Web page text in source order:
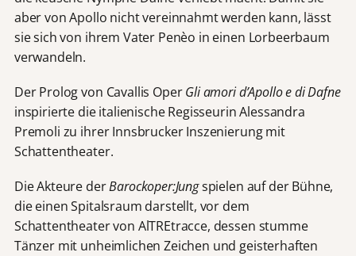
aber von Apollo nicht vereinnahmt werden kann, lässt
sie sich von ihrem Vater Penèo in einen Lorbeerbaum
verwandeln.
Der Prolog von Cavallis OperGli amori d’Apollo e di Dafne
inspirierte die italienische Regisseurin Alessandra
Premoli zu ihrer Innsbrucker Inszenierung mit
Schattentheater.
Die Akteure derBarockoper:Jungspielen auf der Bühne,
die einen Spitalsraum darstellt, vor dem
Schattentheater von AlTREtracce, dessen stumme
Tänzer mit unheimlichen Zeichen und geisterhaften